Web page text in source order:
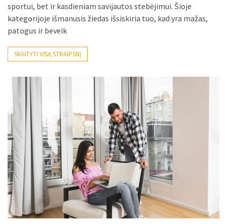
Auto
(13)
Uncategorized
(12)
sportui, bet ir kasdieniam savijautos stebėjimui. Šioje
kategorijoje išmanusis žiedas išsiskiria tuo, kad yra mažas,
patogus ir beveik
SKAITYTI VISĄ STRAIPSNĮ